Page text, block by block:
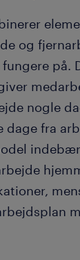
og
på.
nogle
dage fra